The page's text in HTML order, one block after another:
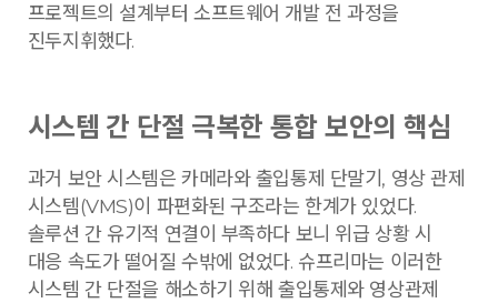
프로젝트의 설계부터 소프트웨어 개발 전 과정을
진두지휘했다.
시스템 간 단절 극복한 통합 보안의 핵심
과거 보안 시스템은 카메라와 출입통제 단말기, 영상 관제
시스템(VMS)이 파편화된 구조라는 한계가 있었다.
솔루션 간 유기적 연결이 부족하다 보니 위급 상황 시
대응 속도가 떨어질 수밖에 없었다. 슈프리마는 이러한
시스템 간 단절을 해소하기 위해 출입통제와 영상관제